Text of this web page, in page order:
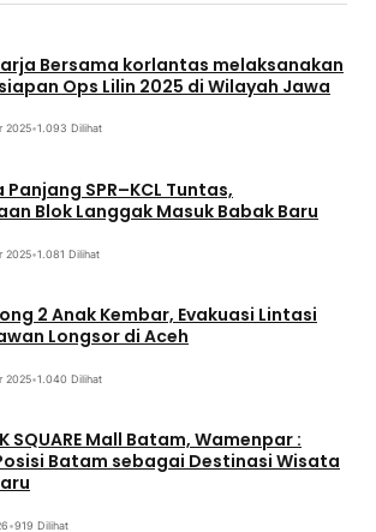
Bersama korlantas melaksanakan
Ops Lilin 2025 di Wilayah Jawa
2025•1.093 Dilihat
SPR–KCL Tuntas,
Blok Langgak Masuk Babak Baru
2025•1.081 Dilihat
2 Anak Kembar, Evakuasi Lintasi
Longsor di Aceh
2025•1.040 Dilihat
SQUARE Mall Batam, Wamenpar :
Batam sebagai Destinasi Wisata
•919 Dilihat